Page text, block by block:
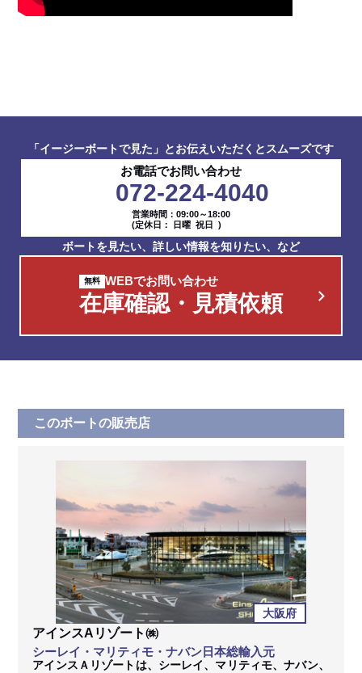
「イージーボートで見た」とお伝えいただくとスムーズです
お電話でお問い合わせ
072-224-4040
営業時間：09:00～18:00
(定休日： 日曜 祝日 )
ボートを見たい、詳しい情報を知りたい、など
WEBでお問い合わせ
在庫確認・見積依頼
このボートの販売店
大阪府
アインスAリゾート㈱
シーレイ・マリティモ・ナバン日本総輸入元
アインスＡリゾートは、シーレイ、マリティモ、ナバン、